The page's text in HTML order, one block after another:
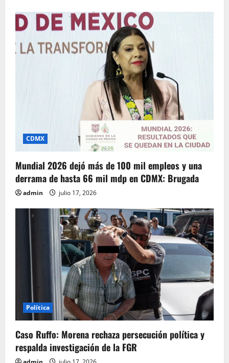
CDMX
Mundial 2026 dejó más de 100 mil empleos y una
derrama de hasta 66 mil mdp en CDMX: Brugada
admin julio 17, 2026
Política
Caso Ruffo: Morena rechaza persecución política y
respalda investigación de la FGR